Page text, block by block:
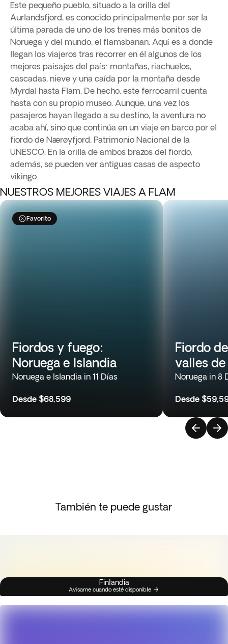
Este pequeño pueblo, situado a la orilla del
Aurlandsfjord, es conocido principalmente por ser la
última parada de uno de los trenes más bonitos de
Noruega y del mundo, el flamsbanan. Aquí es a donde
llegan los viajeros tras recorrer en él algunos de los
mejores paisajes del país: montañas, riachuelos,
cascadas, nieve y una caída por la montaña desde
Myrdal hasta Flam. De hecho, este ferrocarril cuenta
hasta con su propio museo. Aunque, una vez los
pasajeros hayan llegado a su destino, la aventura no
acaba ahí, sino que continúa en un viaje en barco por el
fiordo de Nærøyfjord, Patrimonio Nacional de la
UNESCO. En la orilla de ambos brazos del fiordo,
además, se pueden ver antiguas casas de aspecto
vikingo.
NUESTROS MEJORES VIAJES A FLAM
Favorito
Fiordos y fuego:
Noruega e Islandia
Noruega e Islandia in 11 Días
Desde $68,599
Fiordo
valles
Noruega in 8
Desde
También te puede gustar
Finlandia
Avísame cuando esté disponible